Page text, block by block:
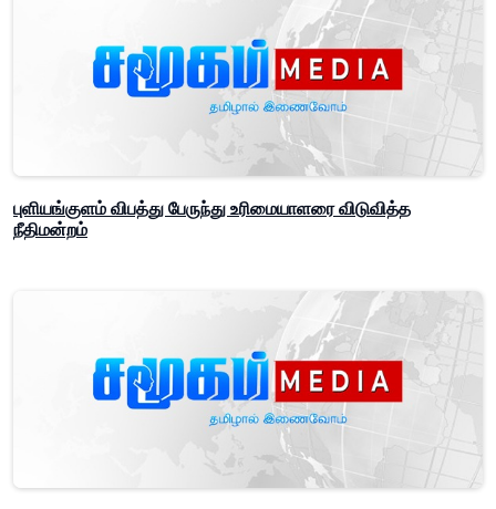
புளியங்குளம் விபத்து பேருந்து உரிமையாளரை விடுவித்த
நீதிமன்றம்